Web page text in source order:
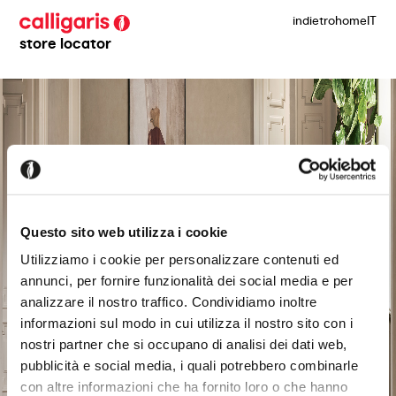
Questo sito web utilizza i cookie
Utilizziamo i cookie per personalizzare contenuti ed
annunci, per fornire funzionalità dei social media e per
analizzare il nostro traffico. Condividiamo inoltre
informazioni sul modo in cui utilizza il nostro sito con i
nostri partner che si occupano di analisi dei dati web,
pubblicità e social media, i quali potrebbero combinarle
con altre informazioni che ha fornito loro o che hanno
store locator
indietrohomeIT